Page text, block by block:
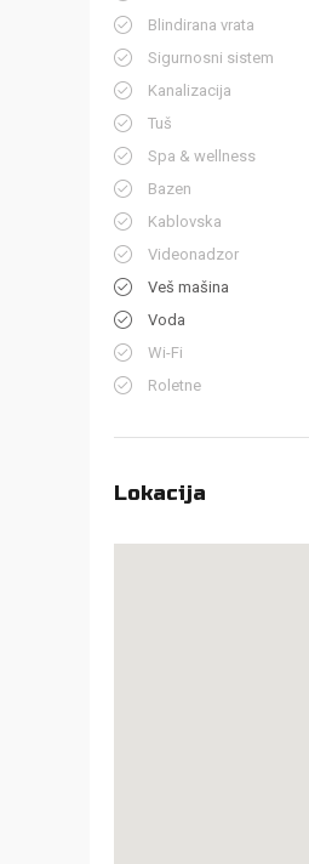
Blindirana vrata
Sigurnosni sistem
Kanalizacija
Tuš
Spa & wellness
Bazen
Kablovska
Videonadzor
Veš mašina
Voda
Wi-Fi
Roletne
Lokacija